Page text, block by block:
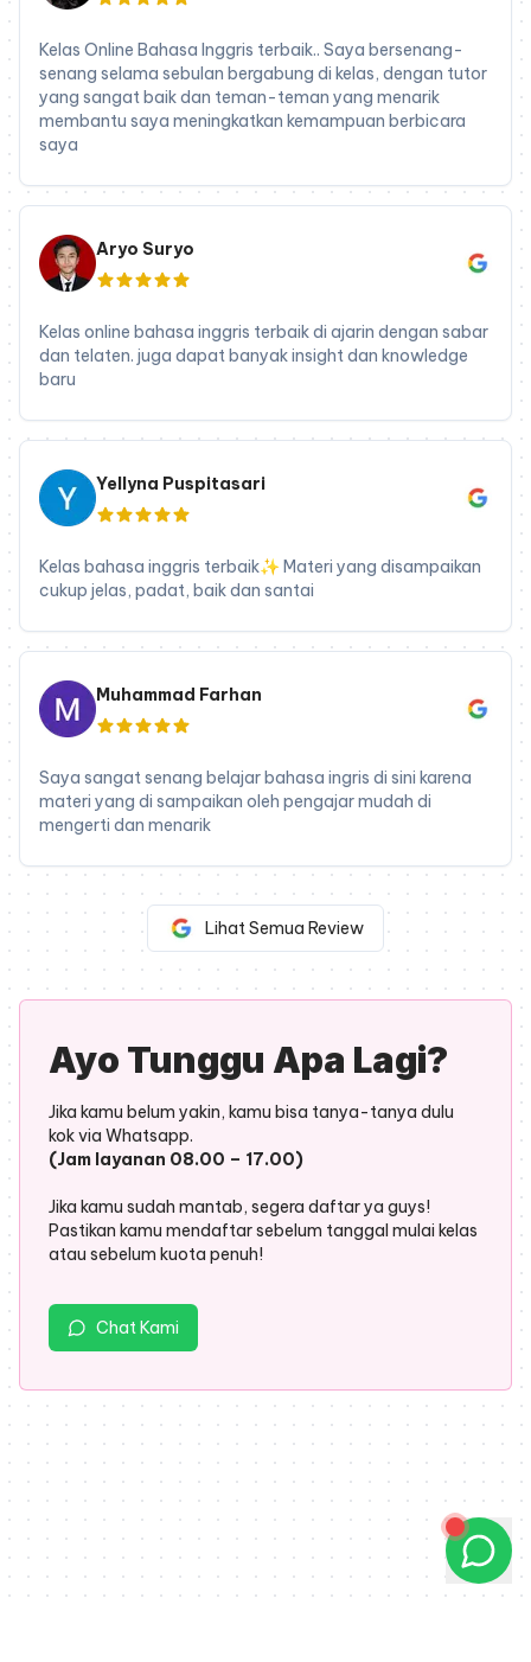
Kelas Online Bahasa Inggris terbaik.. Saya bersenang-
senang selama sebulan bergabung di kelas, dengan tutor
yang sangat baik dan teman-teman yang menarik
membantu saya meningkatkan kemampuan berbicara
saya
Aryo Suryo
Kelas online bahasa inggris terbaik di ajarin dengan sabar
dan telaten. juga dapat banyak insight dan knowledge
baru
Yellyna Puspitasari
Kelas bahasa inggris terbaik✨ Materi yang disampaikan
cukup jelas, padat, baik dan santai
Muhammad Farhan
Saya sangat senang belajar bahasa ingris di sini karena
materi yang di sampaikan oleh pengajar mudah di
mengerti dan menarik
Lihat Semua Review
Ayo Tunggu Apa Lagi?
Jika kamu belum yakin, kamu bisa tanya-tanya dulu
kok via Whatsapp.
(Jam layanan 08.00 – 17.00)
Jika kamu sudah mantab, segera daftar ya guys!
Pastikan kamu mendaftar sebelum tanggal mulai kelas
atau sebelum kuota penuh!
Chat Kami